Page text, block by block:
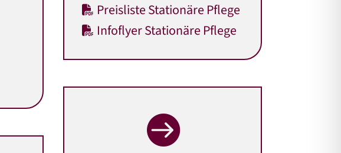
Preisliste Stationäre Pflege
Infoflyer Stationäre Pflege
